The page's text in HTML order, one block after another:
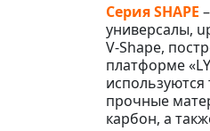
Серия SHAPE
универсалы,
V-Shape,
платформе
используются
прочные
карбон, а